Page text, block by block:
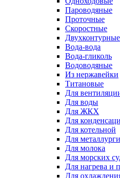
Пароводяные
Проточные
Скоростные
Двухконтурные
Вода-вода
Вода-гликоль
Водоводяные
Из нержавейки
Титановые
Для
Для воды
Для ЖКХ
Для
Для котельной
Для
Для молока
Для морских
Для нагрева и
Для